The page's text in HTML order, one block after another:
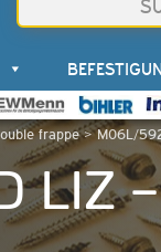
frappe>M06L/
LIZ